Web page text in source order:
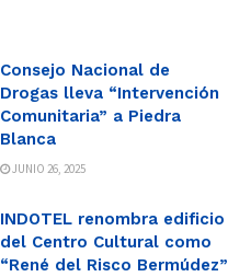
Consejo Nacional de
Drogas lleva “Intervención
Comunitaria” a Piedra
Blanca
JUNIO 26, 2025
INDOTEL renombra edificio
del Centro Cultural como
“René del Risco Bermúdez”